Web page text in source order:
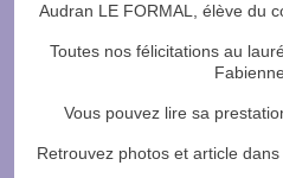
Audran LE FORMAL, élève du
Toutes nos félicitations au
Vous pouvez lire sa
Retrouvez photos et article